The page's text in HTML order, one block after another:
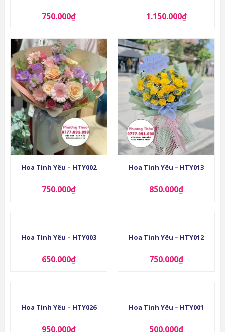
750.000₫ 1.150.000₫
Hoa Tình Yêu – HTY002
750.000₫
Hoa Tình Yêu – HTY013
850.000₫
Hoa Tình Yêu – HTY003
650.000₫
Hoa Tình Yêu – HTY012
750.000₫
Hoa Tình Yêu – HTY026
950.000₫
Hoa Tình Yêu – HTY001
500.000₫